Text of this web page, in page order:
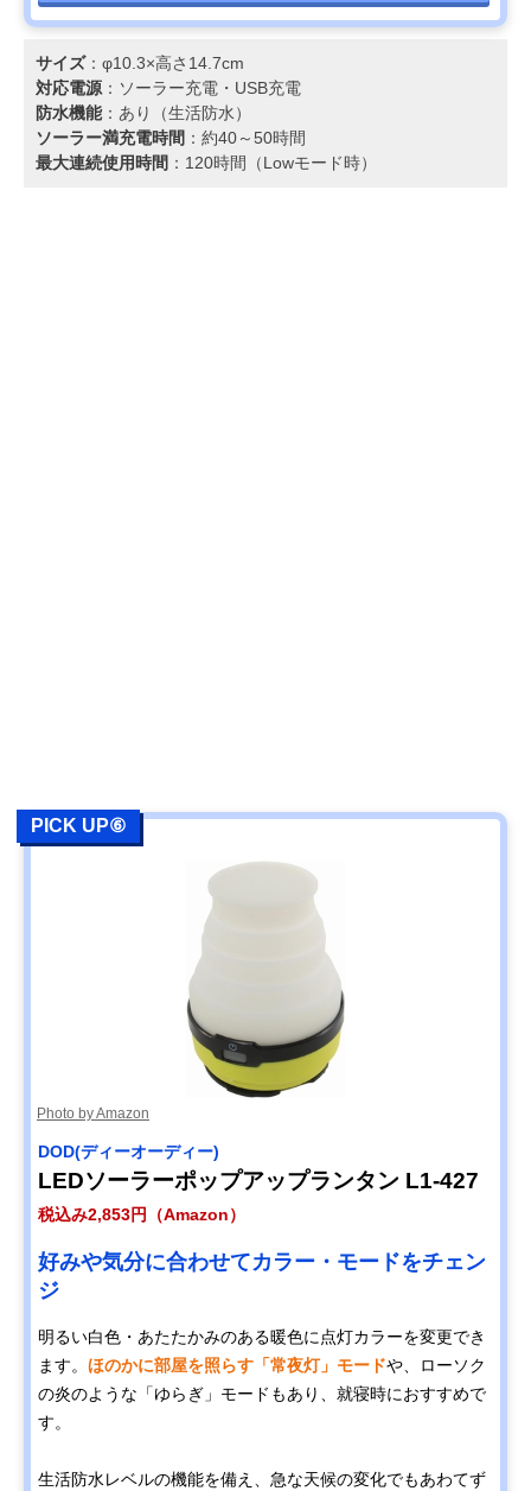
サイズ：φ10.3×高さ14.7cm
対応電源：ソーラー充電‎・USB充電
防水機能：あり（生活防水）
ソーラー満充電時間 ：約40～50時間
最大連続使用時間 ：120時間（Lowモード時）
PICK UP⑥
Photo by Amazon
DOD(ディーオーディー)
LEDソーラーポップアップランタン L1-427
税込み2,853円（Amazon）
好みや気分に合わせてカラー・モードをチェン
ジ
明るい白色・あたたかみのある暖色に点灯カラーを変更でき
ます。 ほのかに部屋を照らす「常夜灯」モードや、ローソク
の炎のような「ゆらぎ」モードもあり、就寝時におすすめで
す。
生活防水レベルの機能を備え、急な天候の変化でもあわてず